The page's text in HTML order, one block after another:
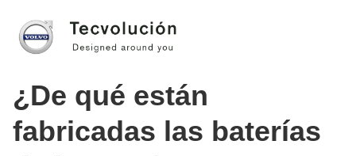
¿De qué están
fabricadas las baterías